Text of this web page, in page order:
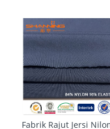
Fabrik Rajut Jersi